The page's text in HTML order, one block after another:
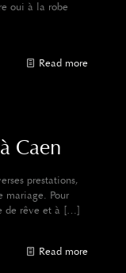
oui à la robe
Read more
Caen
prestations,
Pour
de rêve et à […]
Read more